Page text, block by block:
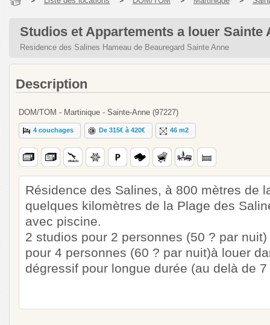
Studios et Appartements a louer Sainte
Residence des Salines Hameau de Beauregard Sainte Anne
Description
DOM/TOM - Martinique - Sainte-Anne (97227)
4 couchages De 315€ à 420€ 46 m2
Résidence des Salines, à 800 mètres de
quelques kilomètres de la Plage des
avec piscine.
2 studios pour 2 personnes (50 ? par
pour 4 personnes (60 ? par nuit)à louer
dégressif pour longue durée (au delà de